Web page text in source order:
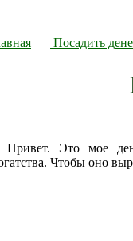
Посадить
Привет. Это мое
Чтобы оно